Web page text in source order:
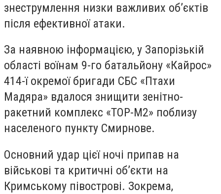
знеструмлення низки важливих об’єктів
після ефективної атаки.
За наявною інформацією, у Запорізькій
області воїнам 9-го батальйону «Кайрос»
414-ї окремої бригади СБС «Птахи
Мадяра» вдалося знищити зенітно-
ракетний комплекс «ТОР-М2» поблизу
населеного пункту Смирнове.
Основний удар цієї ночі припав на
військові та критичні об’єкти на
Кримському півострові. Зокрема,